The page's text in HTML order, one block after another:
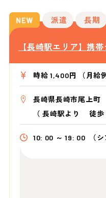
派遣 長期
【長崎駅エリア】携
時給 1,400円 （月給
長崎県長崎市尾上町
（長崎駅より徒歩
10: 00 ～ 19: 00 （